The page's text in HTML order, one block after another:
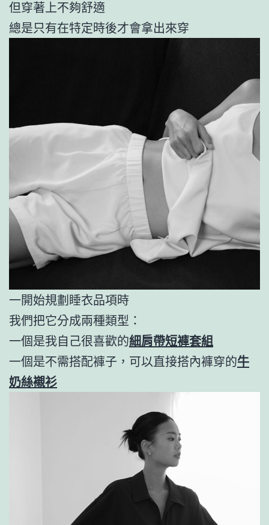
但穿著上不夠舒適
總是只有在特定時後才會拿出來穿
一開始規劃睡衣品項時
我們把它分成兩種類型：
一個是我自己很喜歡的細肩帶短褲套組
一個是不需搭配褲子，可以直接搭內褲穿的牛
奶絲襯衫